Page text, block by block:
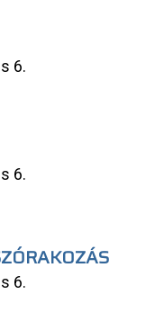
6.
6.
6.